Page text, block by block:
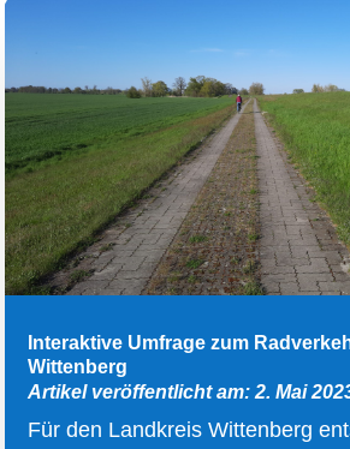
Interaktive Umfrage zum
Wittenberg
Artikel veröffentlicht am: 2. Mai
Für den Landkreis Wittenberg